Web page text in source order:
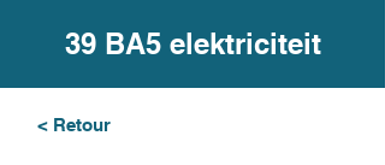
39 BA5 elektriciteit
< Retour